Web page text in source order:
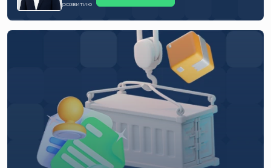
развитию